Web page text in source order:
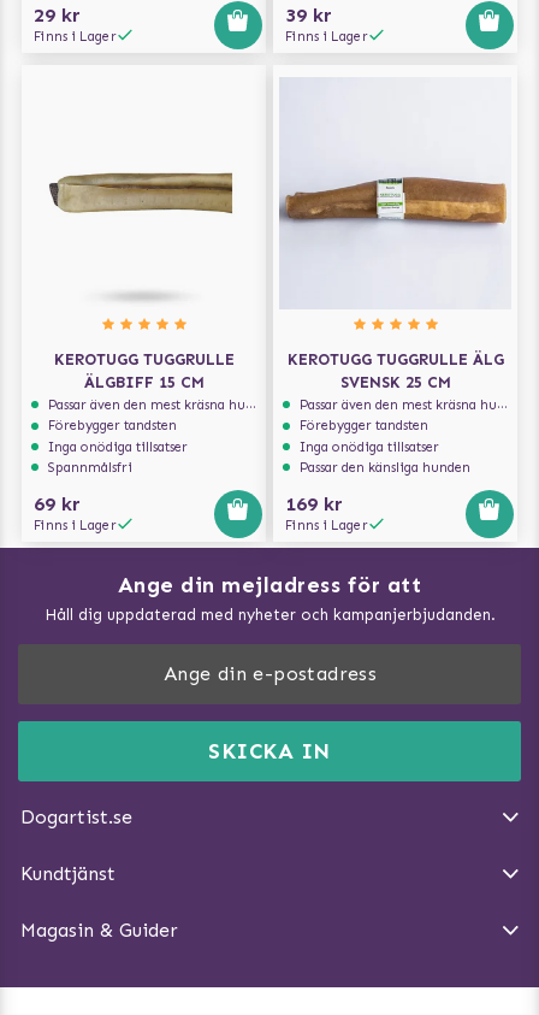
29 kr
Finns i Lager
39 kr
Finns i Lager
KEROTUGG TUGGRULLE
ÄLGBIFF 15 CM
Passar även den mest kräsna hunden
Förebygger tandsten
Inga onödiga tillsatser
Spannmålsfri
69 kr
Finns i Lager
KEROTUGG TUGGRULLE ÄLG
SVENSK 25 CM
Passar även den mest kräsna hunden
Förebygger tandsten
Inga onödiga tillsatser
Passar den känsliga hunden
169 kr
Finns i Lager
Ange din mejladress för att
Håll dig uppdaterad med nyheter och kampanjerbjudanden.
SKICKA IN
Dogartist.se
DogArtist.se drivs av:
E-post:info@dogartist.se
Kundtjänst
Ångra Köp
Magasin & Guider
Vad kan hundar äta?
Träna Nose Work hemma
Så gör du promenaden roligare
Hundbäddar